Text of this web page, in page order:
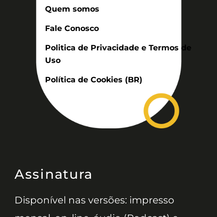
Quem somos
Fale Conosco
Politica de Privacidade e Termos de
Uso
Política de Cookies (BR)
Assinatura
Disponível nas versões: impresso